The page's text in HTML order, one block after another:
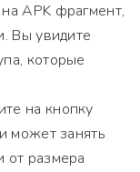
APK фрагмент,
Вы увидите
которые
на кнопку
может занять
от размера